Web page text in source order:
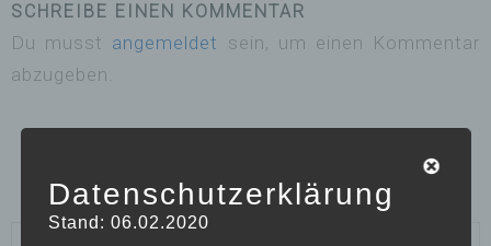
SCHREIBE EINEN KOMMENTAR
Du musst angemeldet sein, um einen Kommentar
abzugeben.
Datenschutzerklärung
Stand: 06.02.2020